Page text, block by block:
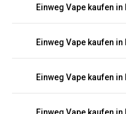
Einweg Vape kaufen
Einweg Vape kaufen
Einweg Vape kaufen